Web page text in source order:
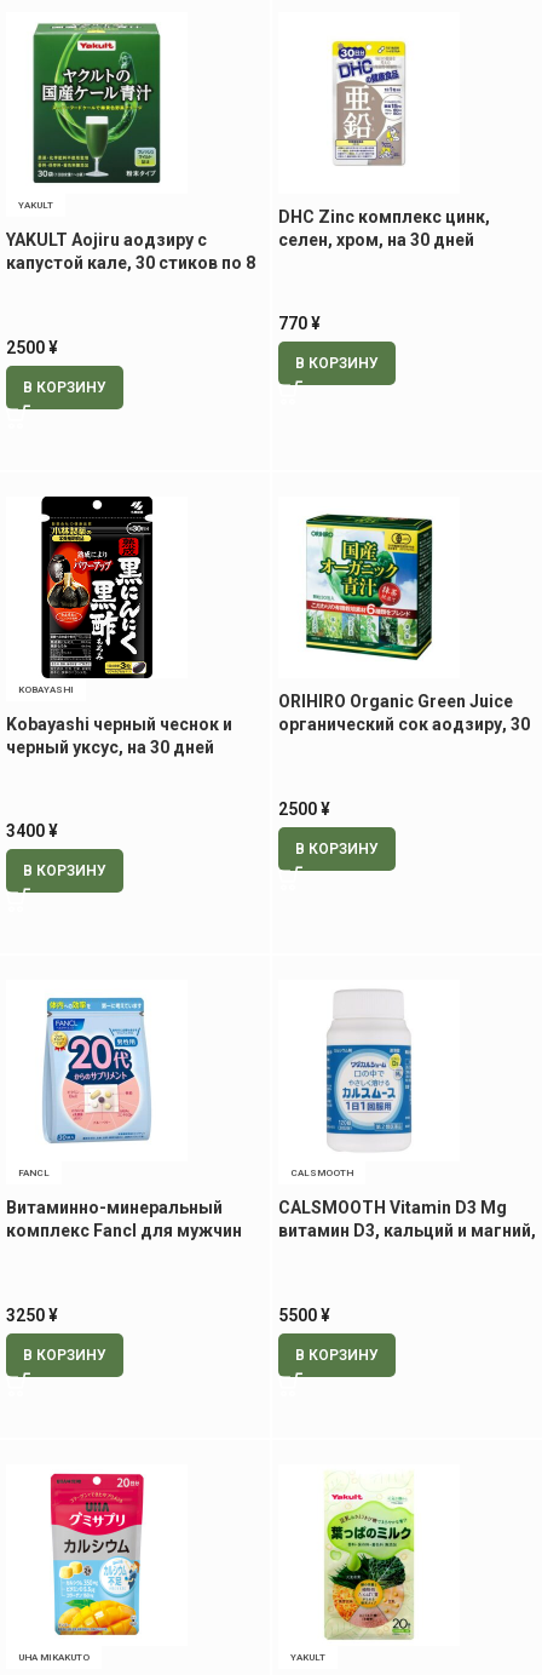
YAKULT
YAKULT Aojiru аодзиру с
капустой кале, 30 стиков по 8
2500¥
В КОРЗИНУ
DHC Zinc комплекс цинк,
селен, хром, на 30 дней
770¥
В КОРЗИНУ
KOBAYASHI
Kobayashi черный чеснок и
черный уксус, на 30 дней
3400¥
В КОРЗИНУ
ORIHIRO Organic Green Juice
органический сок аодзиру, 30
2500¥
В КОРЗИНУ
FANCL
Витаминно-минеральный
комплекс Fancl для мужчин
3250¥
В КОРЗИНУ
CALSMOOTH
CALSMOOTH Vitamin D3 Mg
витамин D3, кальций и магний,
5500¥
В КОРЗИНУ
UHA MIKAKUTO YAKULT